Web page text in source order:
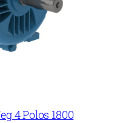
4 Polos 1800